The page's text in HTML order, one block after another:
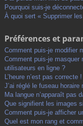
Pourquoi suis-je
À quoi sert « Supprimer
Préférences et
Comment puis-je modifier
Comment puis-je masquer
utilisateurs en ligne ?
L’heure n’est pas correcte !
J’ai réglé le fuseau horaire
Ma langue n’apparaît pas
Que signifient les images
Comment puis-je afficher
Quel est mon rang et